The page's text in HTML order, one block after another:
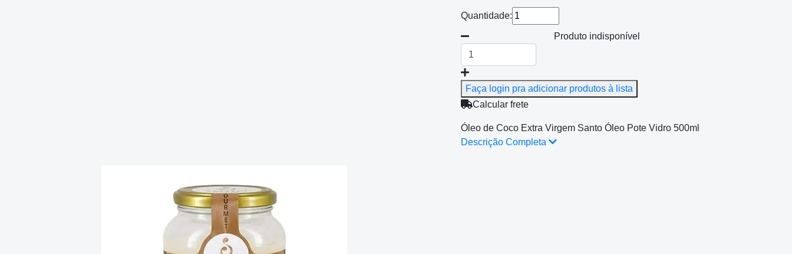
Quantidade:
Produto indisponível
Faça login pra adicionar produtos à lista
Calcular frete
Óleo de Coco Extra Virgem Santo Óleo Pote Vidro 500ml
Descrição Completa